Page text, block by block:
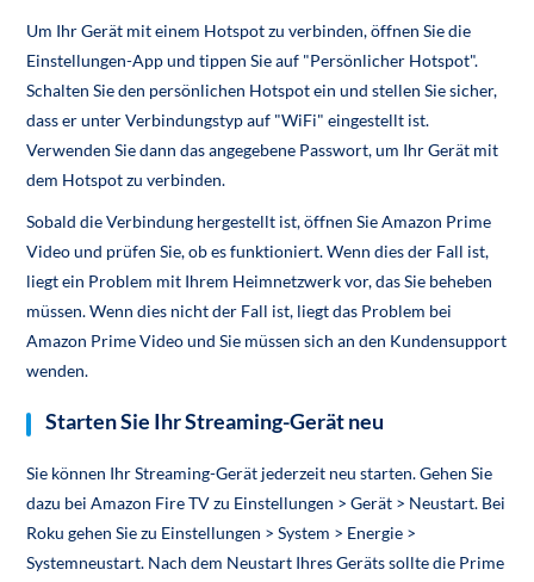
Um Ihr Gerät mit einem Hotspot zu verbinden, öffnen Sie die
Einstellungen-App und tippen Sie auf "Persönlicher Hotspot".
Schalten Sie den persönlichen Hotspot ein und stellen Sie sicher,
dass er unter Verbindungstyp auf "WiFi" eingestellt ist.
Verwenden Sie dann das angegebene Passwort, um Ihr Gerät mit
dem Hotspot zu verbinden.
Sobald die Verbindung hergestellt ist, öffnen Sie Amazon Prime
Video und prüfen Sie, ob es funktioniert. Wenn dies der Fall ist,
liegt ein Problem mit Ihrem Heimnetzwerk vor, das Sie beheben
müssen. Wenn dies nicht der Fall ist, liegt das Problem bei
Amazon Prime Video und Sie müssen sich an den Kundensupport
wenden.
Starten Sie Ihr Streaming-Gerät neu
Sie können Ihr Streaming-Gerät jederzeit neu starten. Gehen Sie
dazu bei Amazon Fire TV zu Einstellungen > Gerät > Neustart. Bei
Roku gehen Sie zu Einstellungen > System > Energie >
Systemneustart. Nach dem Neustart Ihres Geräts sollte die Prime